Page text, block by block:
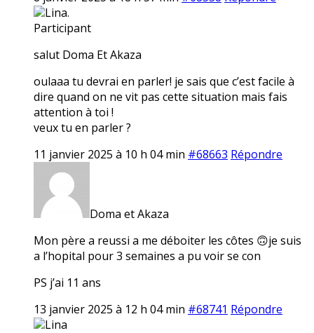
Lina.
Participant
salut Doma Et Akaza
oulaaa tu devrai en parler! je sais que c’est facile à
dire quand on ne vit pas cette situation mais fais
attention à toi !
veux tu en parler ?
11 janvier 2025 à 10 h 04 min #68663 Répondre
Doma et Akaza
Mon père a reussi a me déboiter les côtes 🙃je suis
a l’hopital pour 3 semaines a pu voir se con
PS j’ai 11 ans
13 janvier 2025 à 12 h 04 min #68741 Répondre
Lina